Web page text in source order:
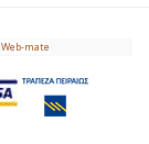
Web-mate